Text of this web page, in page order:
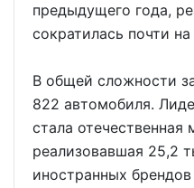
предыдущего года,
сократилась почти на
В общей сложности
822 автомобиля.
стала отечественная
реализовавшая 25,2
иностранных